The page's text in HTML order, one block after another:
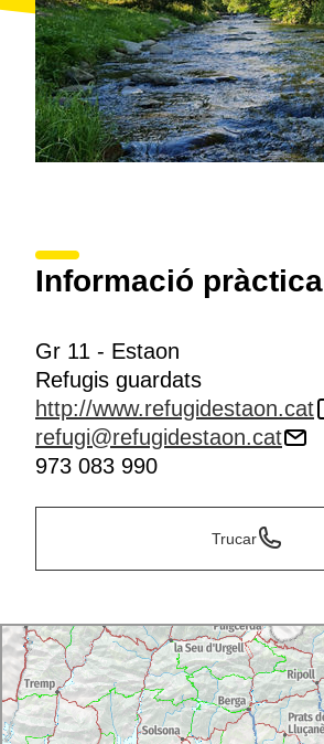
Informació pràctica
Gr 11 - Estaon
Refugis guardats
http://www.refugidestaon.cat
refugi@refugidestaon.cat
973 083 990
Trucar